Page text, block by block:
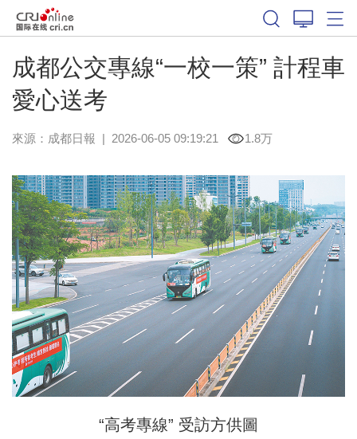
成都公交專線“一校一策” 計程車
愛心送考
來源： 成都日報 | 2026-06-05 09:19:21 1.8万
“高考專線” 受訪方供圖